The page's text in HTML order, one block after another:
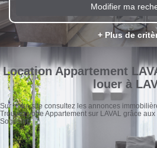
Modifier ma
+ Plus de
Location Appartement
louer à
Sur notre site consultez les annonces
Trouvez votre Appartement sur LAVAL grâce
Sogesim.